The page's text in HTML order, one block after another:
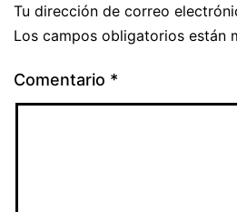
Tu dirección de correo
Los campos obligatorios están
Comentario *